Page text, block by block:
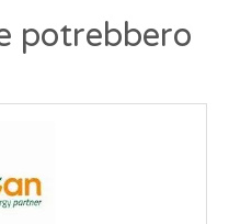
potrebbero